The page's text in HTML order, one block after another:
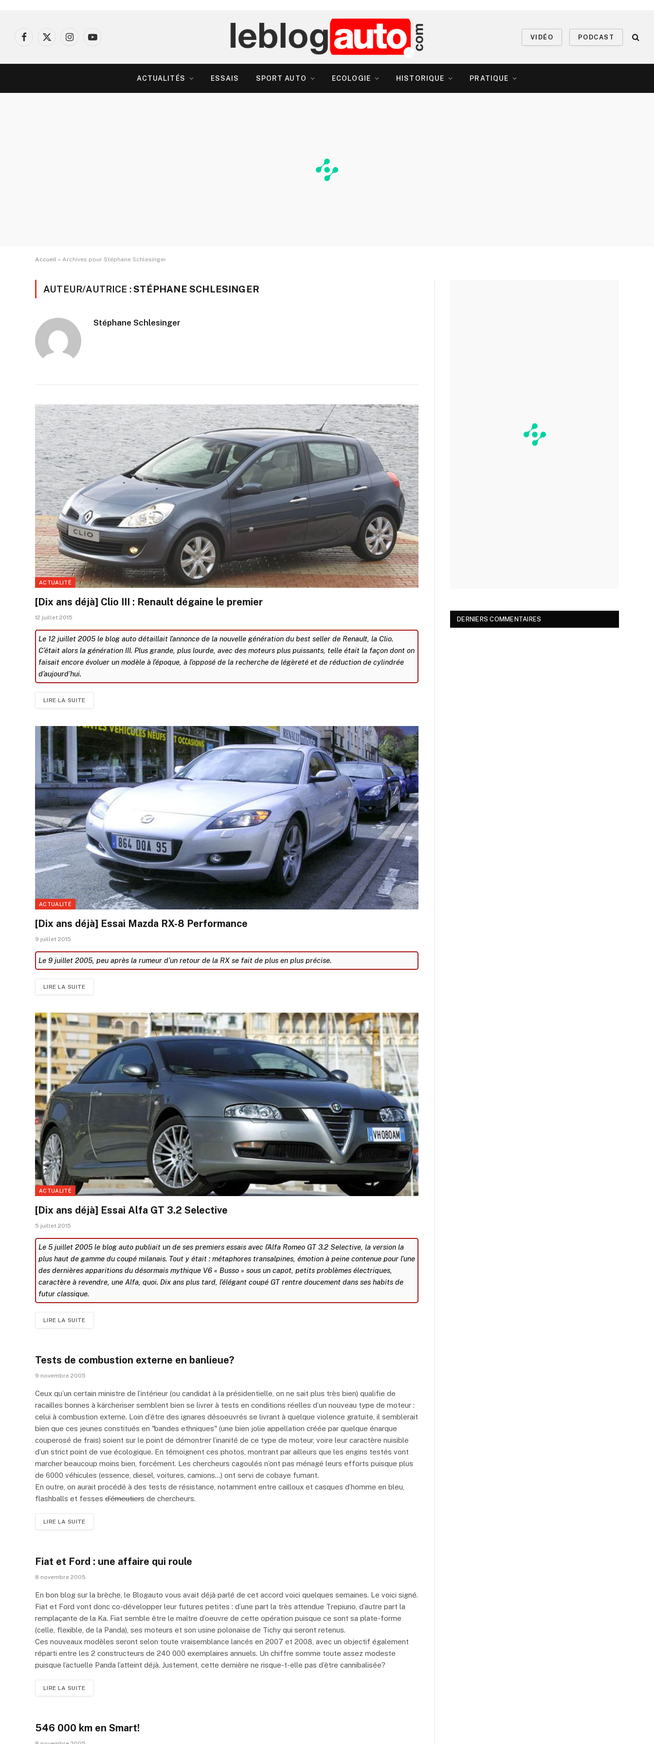
Facebook
X
InstagramYouTube
VIDÉO PODCAST
ACTUALITÉS ESSAIS SPORT AUTO ECOLOGIE HISTORIQUE PRATIQUE
Accueil » Archives pour Stéphane Schlesinger
AUTEUR/AUTRICE :STÉPHANE SCHLESINGER
Stéphane Schlesinger
ACTUALITÉ
[Dix ans déjà] Clio III : Renault dégaine le premier
12 juillet 2015
Le 12 juillet 2005 le blog auto détaillait l’annonce de la nouvelle génération du best seller de Renault, la Clio.
C’était alors la génération III. Plus grande, plus lourde, avec des moteurs plus puissants, telle était la façon dont on
faisait encore évoluer un modèle à l’époque, à l’opposé de la recherche de légèreté et de réduction de cylindrée
d’aujourd’hui.
LIRE LA SUITE
ACTUALITÉ
[Dix ans déjà] Essai Mazda RX-8 Performance
9 juillet 2015
Le 9 juillet 2005, peu après la rumeur d’un retour de la RX se fait de plus en plus précise.
LIRE LA SUITE
ACTUALITÉ
[Dix ans déjà] Essai Alfa GT 3.2 Selective
5 juillet 2015
Le 5 juillet 2005 le blog auto publiait un de ses premiers essais avec l’Alfa Romeo GT 3.2 Selective, la version la
plus haut de gamme du coupé milanais. Tout y était : métaphores transalpines, émotion à peine contenue pour l’une
des dernières apparitions du désormais mythique V6 « Busso » sous un capot, petits problèmes électriques,
caractère à revendre, une Alfa, quoi. Dix ans plus tard, l’élégant coupé GT rentre doucement dans ses habits de
futur classique.
LIRE LA SUITE
Tests de combustion externe en banlieue?
9 novembre 2005
Ceux qu’un certain ministre de l’intérieur (ou candidat à la présidentielle, on ne sait plus très bien) qualifie de
racailles bonnes à kärcheriser semblent bien se livrer à tests en conditions réelles d’un nouveau type de moteur :
celui à combustion externe. Loin d’être des ignares désoeuvrés se livrant à quelque violence gratuite, il semblerait
bien que ces jeunes constitués en "bandes ethniques" (une bien jolie appellation créée par quelque énarque
couperosé de frais) soient sur le point de démontrer l’inanité de ce type de moteur, voire leur caractère nuisible
d’un strict point de vue écologique. En témoignent ces photos, montrant par ailleurs que les engins testés vont
marcher beaucoup moins bien, forcément. Les chercheurs cagoulés n’ont pas ménagé leurs efforts puisque plus
de 6000 véhicules (essence, diesel, voitures, camions…) ont servi de cobaye fumant.
En outre, on aurait procédé à des tests de résistance, notamment entre cailloux et casques d’homme en bleu,
flashballs et fesses d’émeutiers de chercheurs.
LIRE LA SUITE
Fiat et Ford : une affaire qui roule
8 novembre 2005
En bon blog sur la brèche, le Blogauto vous avait déjà parlé de cet accord voici quelques semaines. Le voici signé.
Fiat et Ford vont donc co-développer leur futures petites : d’une part la très attendue Trepiuno, d’autre part la
remplaçante de la Ka. Fiat semble être le maître d’oeuvre de cette opération puisque ce sont sa plate-forme
(celle, flexible, de la Panda), ses moteurs et son usine polonaise de Tichy qui seront retenus.
Ces nouveaux modèles seront selon toute vraisemblance lancés en 2007 et 2008, avec un objectif également
réparti entre les 2 constructeurs de 240 000 exemplaires annuels. Un chiffre somme toute assez modeste
puisque l’actuelle Panda l’atteint déjà. Justement, cette dernière ne risque-t-elle pas d’être cannibalisée?
LIRE LA SUITE
546 000 km en Smart!
DERNIERS COMMENTAIRES